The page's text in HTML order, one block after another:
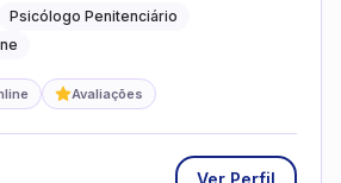
e questões comportamentais.
Psicólogo Penitenciário
Avaliações
Ver Perfil